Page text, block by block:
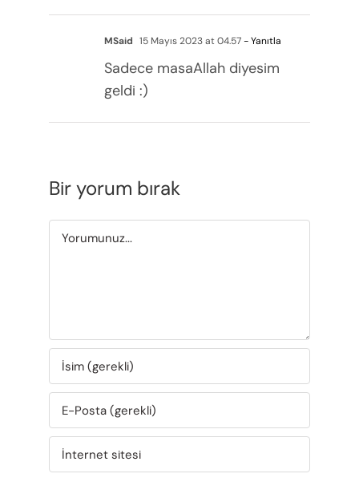
MSaid 15 Mayıs 2023 at 04.57- Yanıtla
Sadece masaAllah diyesim
geldi :)
Bir yorum bırak
Yorum